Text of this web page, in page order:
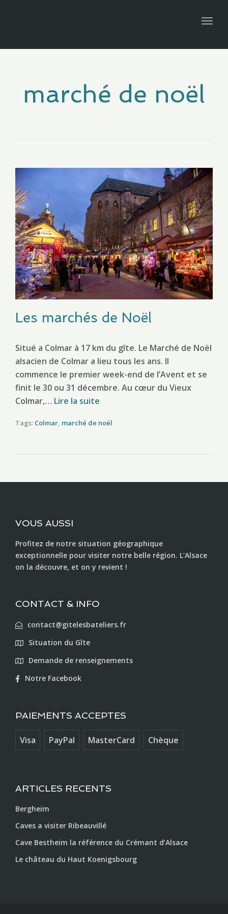
marché de noël
Les marchés de Noël
Situé a Colmar à 17 km du gîte. Le Marché de Noël
alsacien de Colmar a lieu tous les ans. Il
commence le premier week-end de l’Avent et se
finit le 30 ou 31 décembre. Au cœur du Vieux
Colmar,… Lire la suite
Tags: Colmar, marché de noël
VOUS AUSSI
Profitez de notre situation géographique
exceptionnelle pour visiter notre belle région. L’Alsace
on la découvre, et on y revient !
CONTACT & INFO
contact@gitelesbateliers.fr
Situation du Gîte
Demande de renseignements
Notre Facebook
PAIEMENTS ACCEPTES
Visa PayPal MasterCard Chèque
ARTICLES RECENTS
Bergheim
Caves a visiter Ribeauvillé
Cave Bestheim la référence du Crémant d’Alsace
Le château du Haut Koenigsbourg